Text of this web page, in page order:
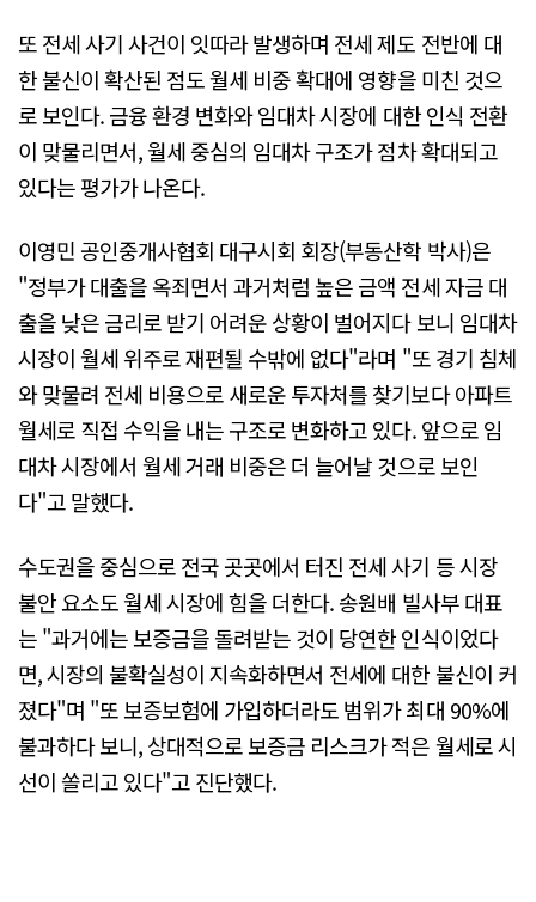
또 전세 사기 사건이 잇따라 발생하며 전세 제도 전반에 대
한 불신이 확산된 점도 월세 비중 확대에 영향을 미친 것으
로 보인다. 금융 환경 변화와 임대차 시장에 대한 인식 전환
이 맞물리면서, 월세 중심의 임대차 구조가 점차 확대되고
있다는 평가가 나온다.
이영민 공인중개사협회 대구시회 회장(부동산학 박사)은
"정부가 대출을 옥죄면서 과거처럼 높은 금액 전세 자금 대
출을 낮은 금리로 받기 어려운 상황이 벌어지다 보니 임대차
시장이 월세 위주로 재편될 수밖에 없다"라며 "또 경기 침체
와 맞물려 전세 비용으로 새로운 투자처를 찾기보다 아파트
월세로 직접 수익을 내는 구조로 변화하고 있다. 앞으로 임
대차 시장에서 월세 거래 비중은 더 늘어날 것으로 보인
다"고 말했다.
수도권을 중심으로 전국 곳곳에서 터진 전세 사기 등 시장
불안 요소도 월세 시장에 힘을 더한다. 송원배 빌사부 대표
는 "과거에는 보증금을 돌려받는 것이 당연한 인식이었다
면, 시장의 불확실성이 지속화하면서 전세에 대한 불신이 커
졌다"며 "또 보증보험에 가입하더라도 범위가 최대 90%에
불과하다 보니, 상대적으로 보증금 리스크가 적은 월세로 시
선이 쏠리고 있다"고 진단했다.